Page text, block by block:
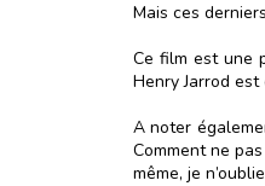
Mais ces
Ce film est une
Henry Jarrod
A noter
Comment ne
même, je